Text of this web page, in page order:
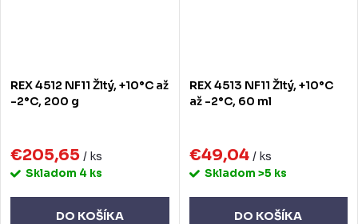
REX 4512 NF11 Žltý, +10°C až
-2°C, 200 g
€205,65 / ks
Skladom 4 ks
DO KOŠÍKA
REX 4513 NF11 Žltý, +10°C
až -2°C, 60 ml
€49,04 / ks
Skladom >5 ks
DO KOŠÍKA